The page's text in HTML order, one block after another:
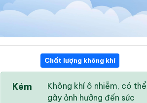
33 °/
34 °
/42 °
Chất lượng không khí
Kém
Không khí ô nhiễm, có thể
gây ảnh hưởng đến sức